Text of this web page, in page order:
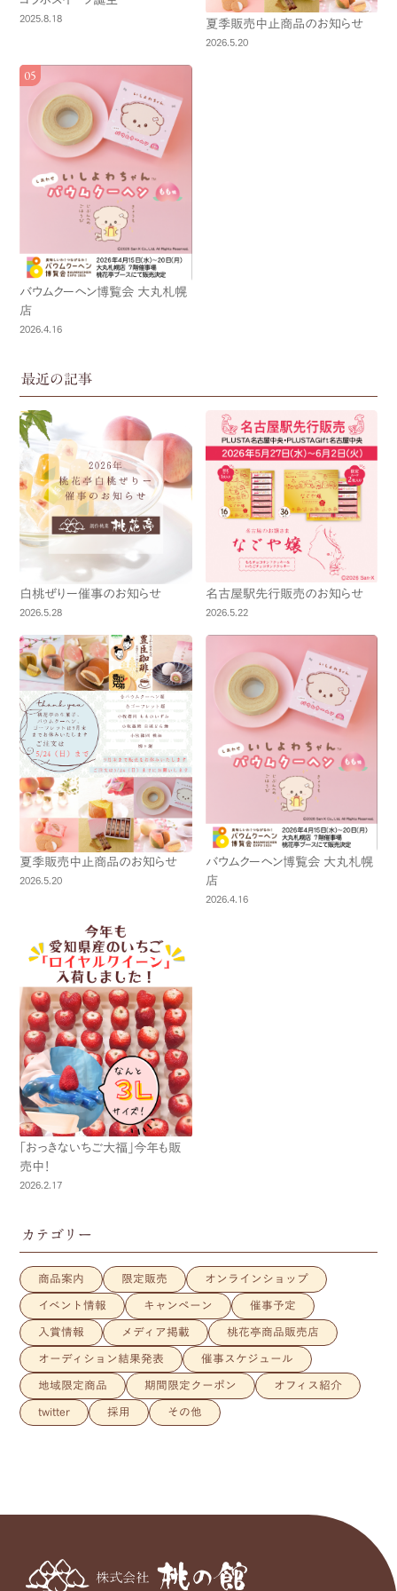
2025.8.18 夏季販売中止商品のお知らせ
2026.5.20
バウムクーヘン博覧会 大丸札幌
店
2026.4.16
最近の記事
白桃ぜりー催事のお知らせ
2026.5.28
名古屋駅先行販売のお知らせ
2026.5.22
夏季販売中止商品のお知らせ
2026.5.20
バウムクーヘン博覧会 大丸札幌
店
2026.4.16
「おっきないちご大福」今年も販
売中！
2026.2.17
カテゴリー
商品案内 限定販売 オンラインショップ
イベント情報 キャンペーン 催事予定
入賞情報 メディア掲載 桃花亭商品販売店
オーディション結果発表 催事スケジュール
地域限定商品 期間限定クーポン オフィス紹介
twitter 採用 その他